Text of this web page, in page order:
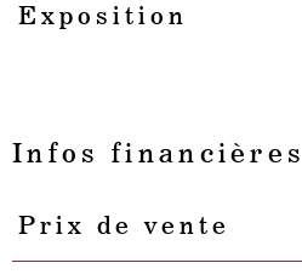
Exposition
Infos financières
Caractéristiques Valeurs
Prix de vente